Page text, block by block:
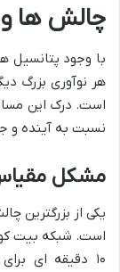
چالش ها و
با وجود پتانسیل
هر نوآوری بزرگ
است. درک این
نسبت به آینده و
مشکل
یکی از بزرگترین
است. شبکه بیت
۱۰ دقیقه ای